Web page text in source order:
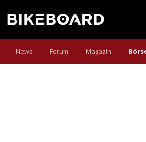
News Forum Magazin